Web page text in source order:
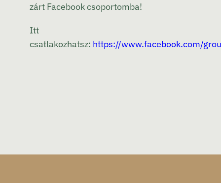
zárt Facebook csoportomba!
Itt
csatlakozhatsz: https://www.facebook.com/